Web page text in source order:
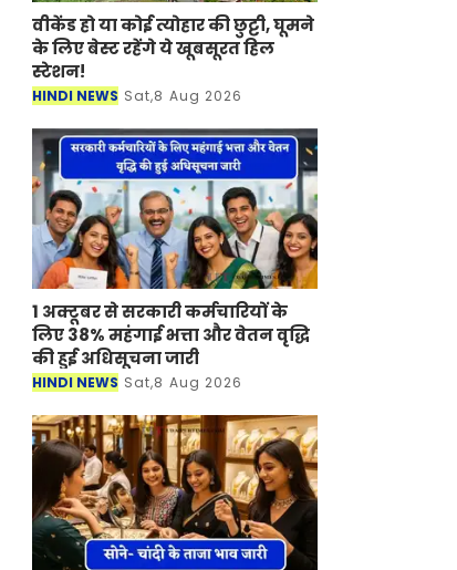
वीकेंड हो या कोई त्योहार की छुट्टी, घूमने
के लिए बेस्ट रहेंगे ये खूबसूरत हिल
स्टेशन!
HINDI NEWS Sat,8 Aug 2026
1 अक्टूबर से सरकारी कर्मचारियों के
लिए 38% महंगाई भत्ता और वेतन वृद्धि
की हुई अधिसूचना जारी
HINDI NEWS Sat,8 Aug 2026